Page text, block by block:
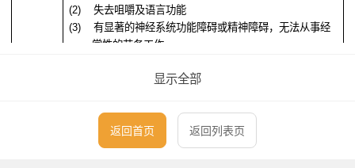
(2)
失去咀嚼及语言功能
(3)
有显著的神经系统功能障碍或精神障碍，无法从事经
常性的劳务工作
双眼视力不高于
有显著的咀嚼及语言功能障碍
显示全部
返回首页 返回列表页